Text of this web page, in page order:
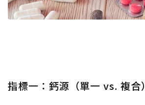
指標一：鈣源（單一 vs. 複合）